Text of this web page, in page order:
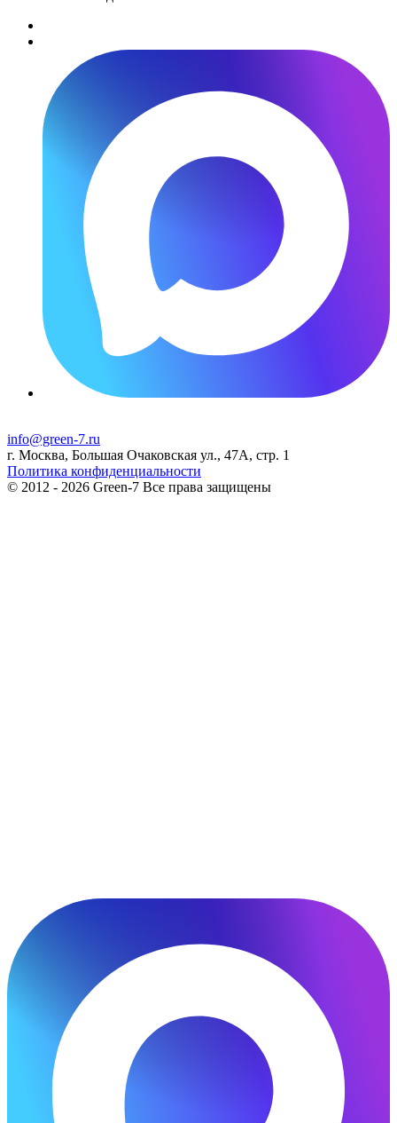
info@green-7.ru
г. Москва, Большая Очаковская ул., 47А, стр. 1
Политика конфиденциальности
© 2012 - 2026 Green-7 Все права защищены